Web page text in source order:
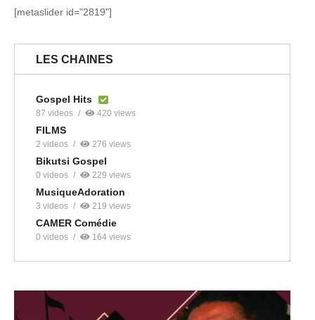
[metaslider id="2819"]
LES CHAINES
Gospel Hits
87 videos 420 views
FILMS
2 videos 276 views
Bikutsi Gospel
0 videos 229 views
MusiqueAdoration
3 videos 219 views
CAMER Comédie
0 videos 164 views